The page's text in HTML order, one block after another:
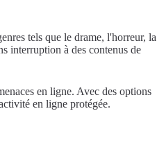
tels que le drame, l'horreur, la
interruption à des contenus de
en ligne. Avec des options
en ligne protégée.